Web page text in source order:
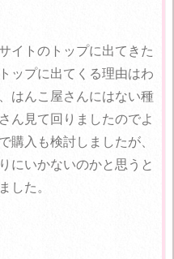
イトのトップに出てきた
ップに出てくる理由はわ
はんこ屋さんにはない種
ん見て回りましたのでよ
購入も検討しましたが、
にいかないのかと思うと
した。